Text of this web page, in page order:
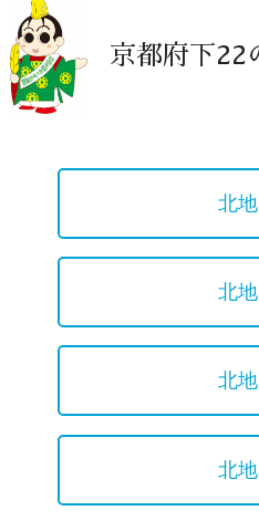
京都府下22
北
北
北
北